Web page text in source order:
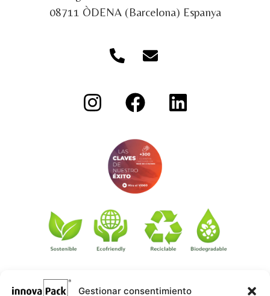
Gestionar consentimiento
08711 ÒDENA (Barcelona) Espanya
©·Créditos: Redacción: Innovapack · Diseño e implementación